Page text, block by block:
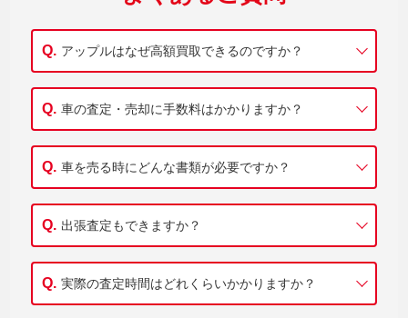
アップルはなぜ高額買取できるのですか？
車の査定・売却に手数料はかかりますか？
車を売る時にどんな書類が必要ですか？
出張査定もできますか？
実際の査定時間はどれくらいかかりますか？